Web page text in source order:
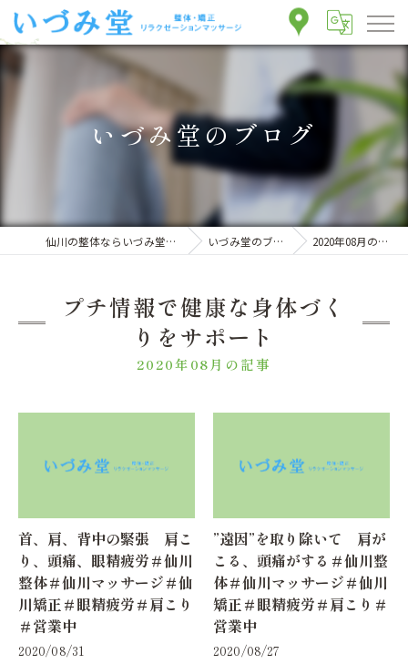
いづみ堂のブログ
仙川の整体ならいづみ堂整体院 いづみ堂のブログ 2020年08月の記事
プチ情報で健康な身体づく
りをサポート
2020年08月の記事
首、肩、背中の緊張 肩こ
り、頭痛、眼精疲労＃仙川
整体＃仙川マッサージ＃仙
川矯正＃眼精疲労＃肩こり
＃営業中
2020/08/31
”遠因”を取り除いて 肩が
こる、頭痛がする＃仙川整
体＃仙川マッサージ＃仙川
矯正＃眼精疲労＃肩こり＃
営業中
2020/08/27